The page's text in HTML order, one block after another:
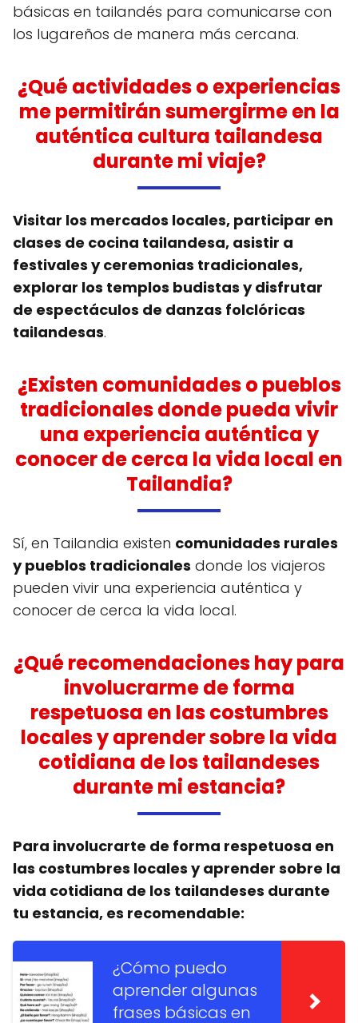
básicas en tailandés para comunicarse con
los lugareños de manera más cercana.
¿Qué actividades o experiencias
me permitirán sumergirme en la
auténtica cultura tailandesa
durante mi viaje?
Visitar los mercados locales, participar en
clases de cocina tailandesa, asistir a
festivales y ceremonias tradicionales,
explorar los templos budistas y disfrutar
de espectáculos de danzas folclóricas
tailandesas.
¿Existen comunidades o pueblos
tradicionales donde pueda vivir
una experiencia auténtica y
conocer de cerca la vida local en
Tailandia?
Sí, en Tailandia existen comunidades rurales
y pueblos tradicionales donde los viajeros
pueden vivir una experiencia auténtica y
conocer de cerca la vida local.
¿Qué recomendaciones hay para
involucrarme de forma
respetuosa en las costumbres
locales y aprender sobre la vida
cotidiana de los tailandeses
durante mi estancia?
Para involucrarte de forma respetuosa en
las costumbres locales y aprender sobre la
vida cotidiana de los tailandeses durante
tu estancia, es recomendable:
¿Cómo puedo
aprender algunas
frases básicas en